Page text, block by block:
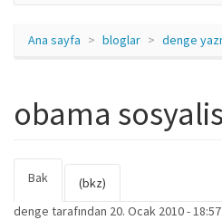
Ana sayfa bloglar denge
obama
Birincil sekmeler
Bak
sekme)
(bkz)
denge tarafından 20. Ocak 2010 -